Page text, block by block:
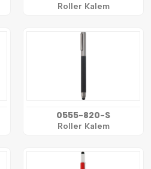
Roller Kalem
0555-820-S
Roller Kalem